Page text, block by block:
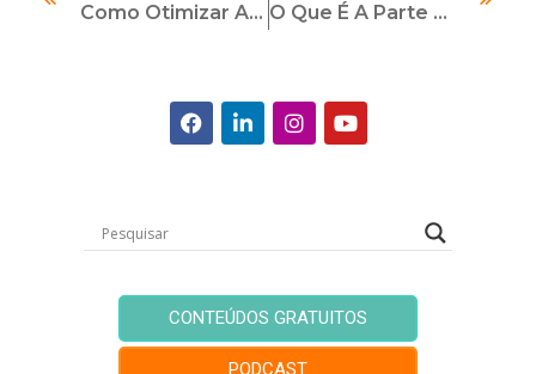
Como Otimizar A Gestão De Riscos Com Automação Inteligente O Que É A Parte Social Do ESG? Entenda Como Funciona!
CONTEÚDOS GRATUITOS
PODCAST